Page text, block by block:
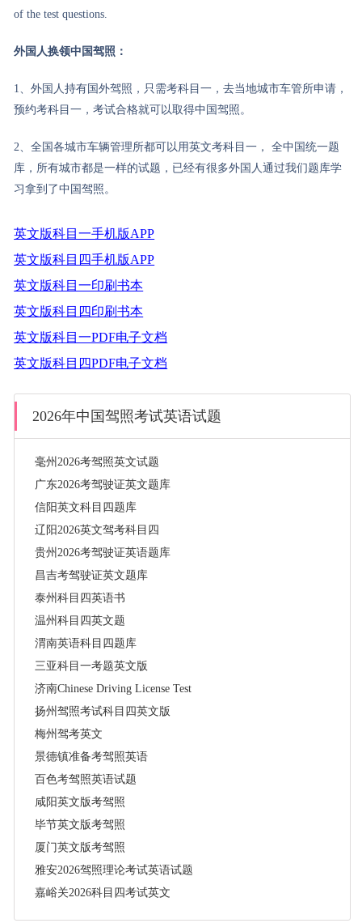
of the test questions.
外国人换领中国驾照：
1、外国人持有国外驾照，只需考科目一，去当地城市车管所申请，
预约考科目一，考试合格就可以取得中国驾照。
2、全国各城市车辆管理所都可以用英文考科目一， 全中国统一题
库，所有城市都是一样的试题，已经有很多外国人通过我们题库学
习拿到了中国驾照。
英文版科目一手机版APP
英文版科目四手机版APP
英文版科目一印刷书本
英文版科目四印刷书本
英文版科目一PDF电子文档
英文版科目四PDF电子文档
2026年中国驾照考试英语试题
毫州2026考驾照英文试题
广东2026考驾驶证英文题库
信阳英文科目四题库
辽阳2026英文驾考科目四
贵州2026考驾驶证英语题库
昌吉考驾驶证英文题库
泰州科目四英语书
温州科目四英文题
渭南英语科目四题库
三亚科目一考题英文版
济南Chinese Driving License Test
扬州驾照考试科目四英文版
梅州驾考英文
景德镇准备考驾照英语
百色考驾照英语试题
咸阳英文版考驾照
毕节英文版考驾照
厦门英文版考驾照
雅安2026驾照理论考试英语试题
嘉峪关2026科目四考试英文